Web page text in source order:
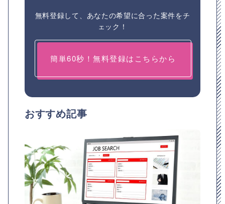
無料登録して、あなたの希望に合った案件をチ
ェック！
簡単60秒！無料登録はこちらから
おすすめ記事